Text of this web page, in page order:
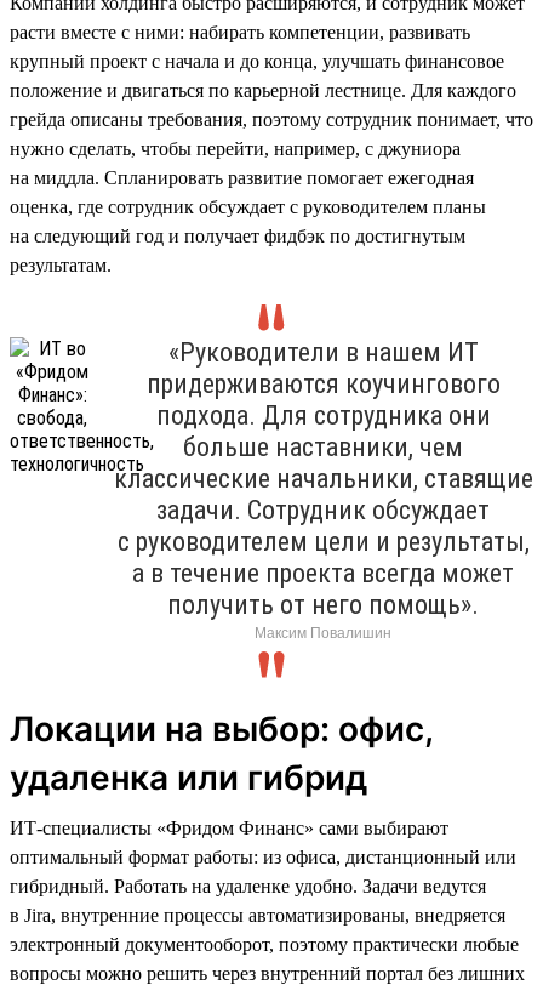
расти вместе с ними: набирать компетенции, развивать
крупный проект с начала и до конца, улучшать финансовое
положение и двигаться по карьерной лестнице. Для каждого
грейда описаны требования, поэтому сотрудник понимает, что
нужно сделать, чтобы перейти, например, с джуниора
на миддла. Спланировать развитие помогает ежегодная
оценка, где сотрудник обсуждает с руководителем планы
на следующий год и получает фидбэк по достигнутым
результатам.
«Руководители в нашем ИТ
придерживаются коучингового
подхода. Для сотрудника они
больше наставники, чем
классические начальники, ставящие
задачи. Сотрудник обсуждает
с руководителем цели и результаты,
а в течение проекта всегда может
получить от него помощь».
Максим Повалишин
Локации на выбор: офис,
удаленка или гибрид
ИТ-специалисты «Фридом Финанс» сами выбирают
оптимальный формат работы: из офиса, дистанционный или
гибридный. Работать на удаленке удобно. Задачи ведутся
в Jira, внутренние процессы автоматизированы, внедряется
электронный документооборот, поэтому практически любые
вопросы можно решить через внутренний портал без лишних